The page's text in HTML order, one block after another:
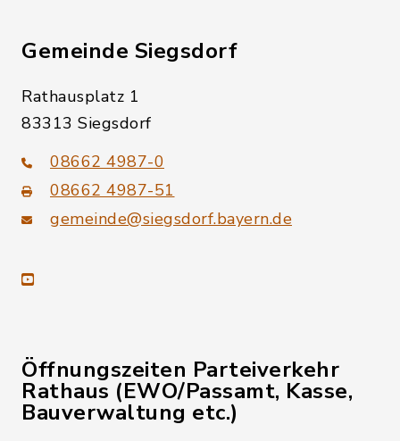
Gemeinde Siegsdorf
Rathausplatz 1
83313 Siegsdorf
08662 4987-0
08662 4987-51
gemeinde@siegsdorf.bayern.de
youtube
Öffnungszeiten Parteiverkehr
Rathaus (EWO/Passamt, Kasse,
Bauverwaltung etc.)